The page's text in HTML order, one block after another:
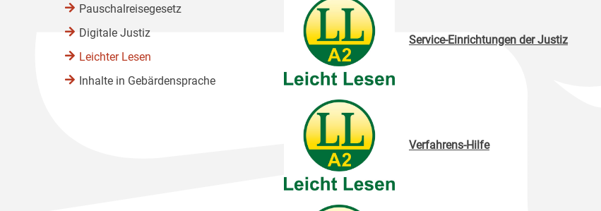
Service-Einrichtungen der Justiz
Verfahrens-Hilfe
Pauschalreisegesetz
Digitale Justiz
Leichter Lesen
Inhalte in Gebärdensprache